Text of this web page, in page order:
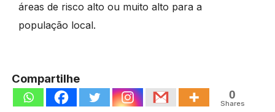
áreas de risco alto ou muito alto para a
população local.
Compartilhe
0
Shares